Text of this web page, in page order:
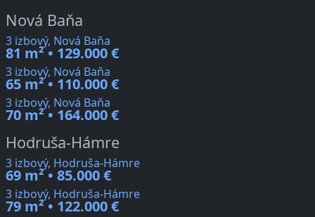
Nová Baňa
3 izbový, Nová Baňa
81 m² • 129.000 €
3 izbový, Nová Baňa
65 m² • 110.000 €
3 izbový, Nová Baňa
70 m² • 164.000 €
Hodruša-Hámre
3 izbový, Hodruša-Hámre
69 m² • 85.000 €
3 izbový, Hodruša-Hámre
79 m² • 122.000 €